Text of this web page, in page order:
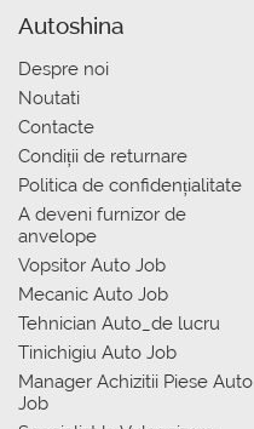
Autoshina
Despre noi
Noutati
Contacte
Condiții de returnare
Politica de confidențialitate
A deveni furnizor de
anvelope
Vopsitor Auto Job
Mecanic Auto Job
Tehnician Auto_de lucru
Tinichigiu Auto Job
Manager Achizitii Piese Auto
Job